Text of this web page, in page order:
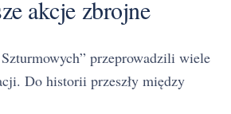
akcje zbrojne
przeprowadzili wiele
Do historii przeszły między